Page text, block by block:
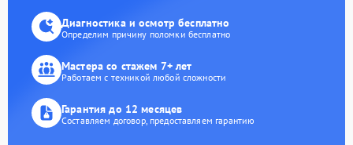
Диагностика и осмотр бесплатно
Определим причину поломки бесплатно
Мастера со стажем 7+ лет
Работаем с техникой любой сложности
Гарантия до 12 месяцев
Составляем договор, предоставляем гарантию